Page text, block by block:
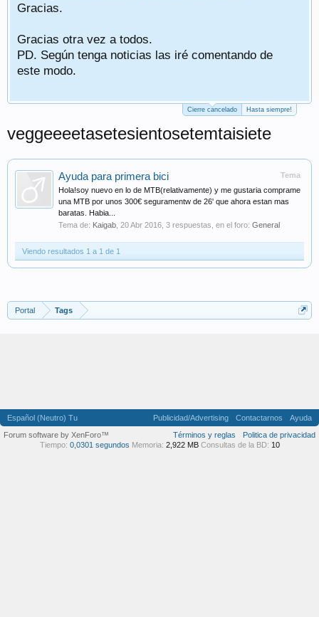
Gracias.
Gracias otra vez a todos.
PD. Según tenga noticias las iré comentando de
este modo.
Cierre cancelado Hasta siempre!
veggeeeetasetesientosetemtaisiete
Tema
Ayuda para primera bici
Hola!soy nuevo en lo de MTB(relativamente) y me gustaria comprame
una MTB por unos 300€ seguramentw de 26' que ahora estan mas
baratas. Habia...
Tema de: Kaigab 20 Abr 2016 , 3 respuestas, en el foro: General
Viendo resultados 1 a 1 de 1
Portal Tags
Español (Neutro) Tu Publicidad/Advertising Contactarnos
Ayuda
Términos y reglas
Politica de privacidad
Forum software by XenForo™
Tiempo: 0,0301 segundos Memoria: 2,922 MB Consultas de la BD: 10